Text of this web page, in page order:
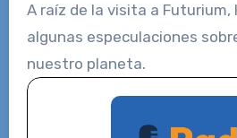
A raíz de la visita a Futurium, la clase 5a realizó
algunas especulaciones
nuestro planeta.